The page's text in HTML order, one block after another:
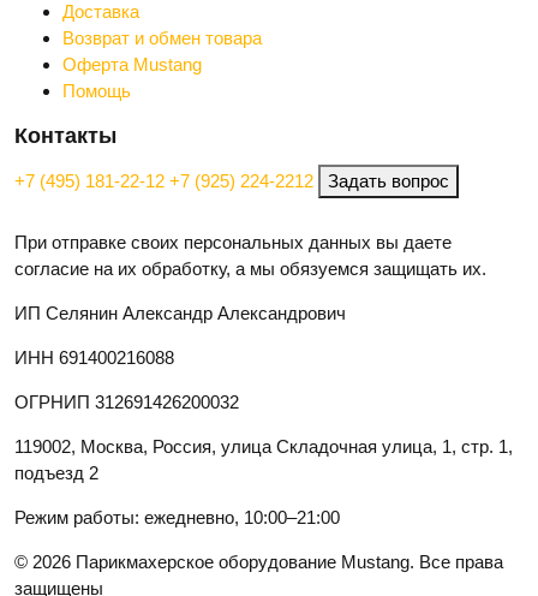
Доставка
Возврат и обмен товара
Оферта Mustang
Помощь
Контакты
+7 (495) 181-22-12 +7 (925) 224-2212 Задать вопрос
При отправке своих персональных данных вы даете
согласие на их обработку, а мы обязуемся защищать их.
ИП Селянин Александр Александрович
ИНН 691400216088
ОГРНИП 312691426200032
119002, Москва, Россия, улица Складочная улица, 1, стр. 1,
подъезд 2
Режим работы: ежедневно, 10:00–21:00
© 2026 Парикмахерское оборудование Mustang. Все права
защищены